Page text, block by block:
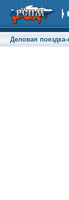
Деловая